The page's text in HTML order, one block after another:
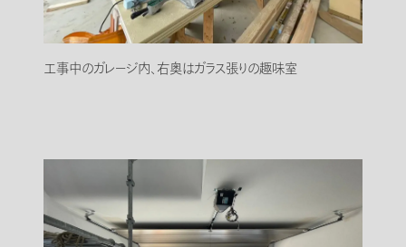
工事中のガレージ内、右奥はガラス張りの趣味室